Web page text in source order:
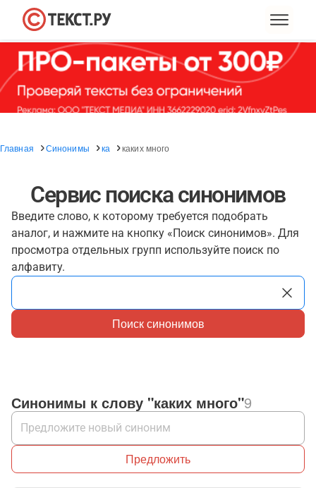
Главная Синонимы ка каких много
Сервис поиска синонимов
Введите слово, к которому требуется подобрать
аналог, и нажмите на кнопку «Поиск синонимов». Для
просмотра отдельных групп используйте поиск по
алфавиту.
Поиск синонимов
Синонимы к слову "каких много"9
Предложить